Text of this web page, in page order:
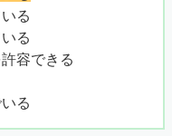
る
る
容できる
る